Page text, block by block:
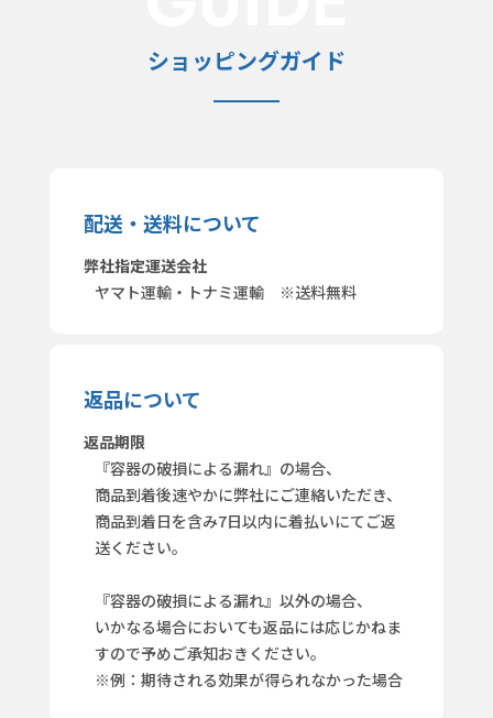
ショッピングガイド
配送・送料について
弊社指定運送会社
ヤマト運輸・トナミ運輸 ※送料無料
返品について
返品期限
『容器の破損による漏れ』の場合、
商品到着後速やかに弊社にご連絡いただき、
商品到着日を含み7日以内に着払いにてご返
送ください。
『容器の破損による漏れ』以外の場合、
いかなる場合においても返品には応じかねま
すので予めご承知おきください。
※例：期待される効果が得られなかった場合